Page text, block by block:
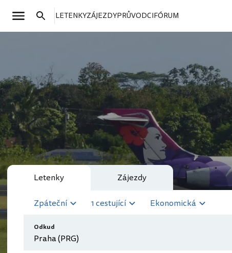
LETENKYZÁJEZDYPRŮVODCIFÓRUM
Letenky Zájezdy
Zpáteční 1 cestující Ekonomická
Odkud